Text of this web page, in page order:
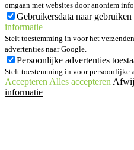
omgaan met websites door anoniem
Gebruikersdata naar
informatie
Stelt toestemming in voor het
advertenties naar Google.
Persoonlijke advertenties
Stelt toestemming in voor persoonlijke
Accepteren Alles accepteren
informatie